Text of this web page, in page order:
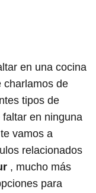
en una cocina
charlamos de
tipos de
en ninguna
vamos a
relacionados
, mucho más
para